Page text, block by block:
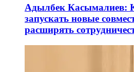
Адылбек Касымалиев:
запускать новые
расширять